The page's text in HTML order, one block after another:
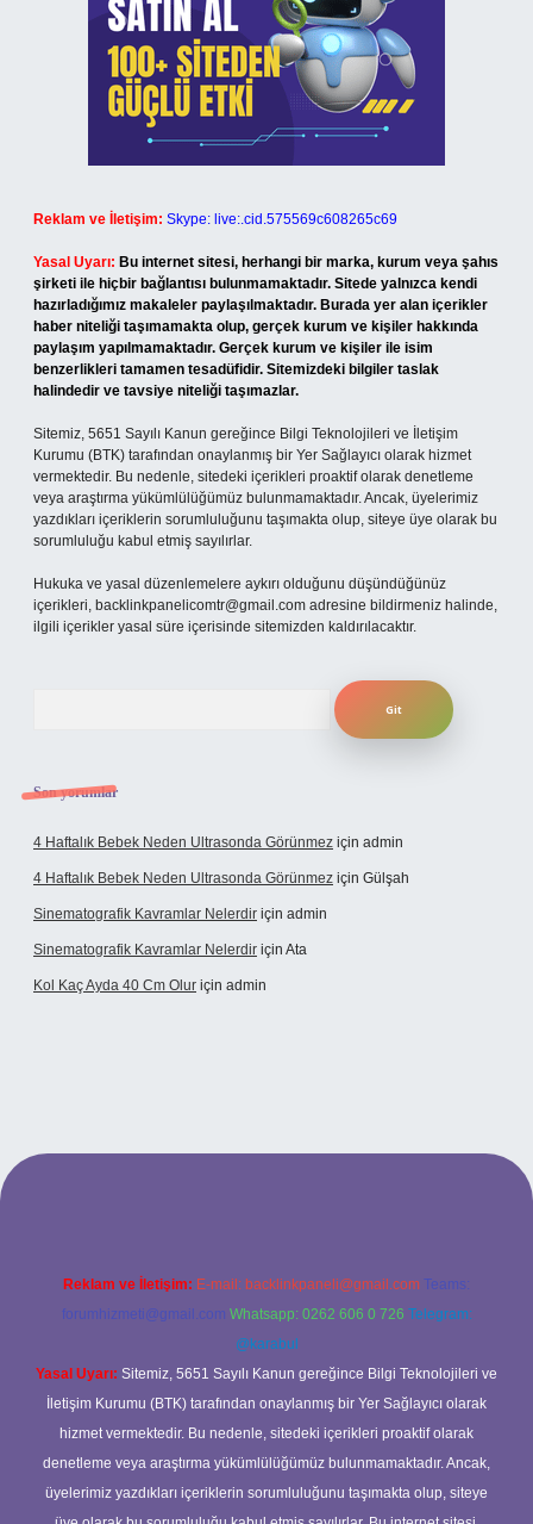
Reklam ve İletişim: Skype: live:.cid.575569c608265c69
Yasal Uyarı: Bu internet sitesi, herhangi bir marka, kurum veya şahıs
şirketi ile hiçbir bağlantısı bulunmamaktadır. Sitede yalnızca kendi
hazırladığımız makaleler paylaşılmaktadır. Burada yer alan içerikler
haber niteliği taşımamakta olup, gerçek kurum ve kişiler hakkında
paylaşım yapılmamaktadır. Gerçek kurum ve kişiler ile isim
benzerlikleri tamamen tesadüfidir. Sitemizdeki bilgiler taslak
halindedir ve tavsiye niteliği taşımazlar.
Sitemiz, 5651 Sayılı Kanun gereğince Bilgi Teknolojileri ve İletişim
Kurumu (BTK) tarafından onaylanmış bir Yer Sağlayıcı olarak hizmet
vermektedir. Bu nedenle, sitedeki içerikleri proaktif olarak denetleme
veya araştırma yükümlülüğümüz bulunmamaktadır. Ancak, üyelerimiz
yazdıkları içeriklerin sorumluluğunu taşımakta olup, siteye üye olarak bu
sorumluluğu kabul etmiş sayılırlar.
Hukuka ve yasal düzenlemelere aykırı olduğunu düşündüğünüz
içerikleri, backlinkpanelicomtr@gmail.com adresine bildirmeniz halinde,
ilgili içerikler yasal süre içerisinde sitemizden kaldırılacaktır.
Son yorumlar
4 Haftalık Bebek Neden Ultrasonda Görünmez için admin
4 Haftalık Bebek Neden Ultrasonda Görünmez için Gülşah
Sinematografik Kavramlar Nelerdir için admin
Sinematografik Kavramlar Nelerdir için Ata
Kol Kaç Ayda 40 Cm Olur için admin
Reklam ve İletişim: E-mail: backlinkpaneli@gmail.com Teams:
forumhizmeti@gmail.com Whatsapp: 0262 606 0 726 Telegram:
@karabul
Yasal Uyarı: Sitemiz, 5651 Sayılı Kanun gereğince Bilgi Teknolojileri ve
İletişim Kurumu (BTK) tarafından onaylanmış bir Yer Sağlayıcı olarak
hizmet vermektedir. Bu nedenle, sitedeki içerikleri proaktif olarak
denetleme veya araştırma yükümlülüğümüz bulunmamaktadır. Ancak,
üyelerimiz yazdıkları içeriklerin sorumluluğunu taşımakta olup, siteye